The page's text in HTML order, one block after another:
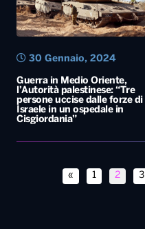
Guerra in Medio Oriente,
l’Autorità palestinese: “Tre
persone uccise dalle forze di
Israele in un ospedale in
Cisgiordania”
30 Gennaio, 2024
« 1 2 3